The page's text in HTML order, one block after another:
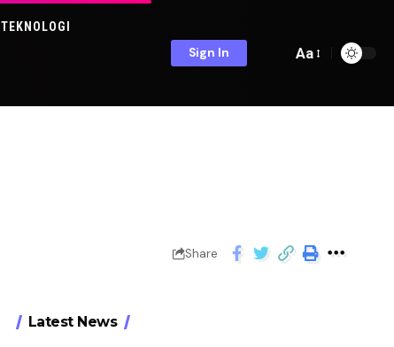
TEKNOLOGI
Sign In Aa
Share
Latest News